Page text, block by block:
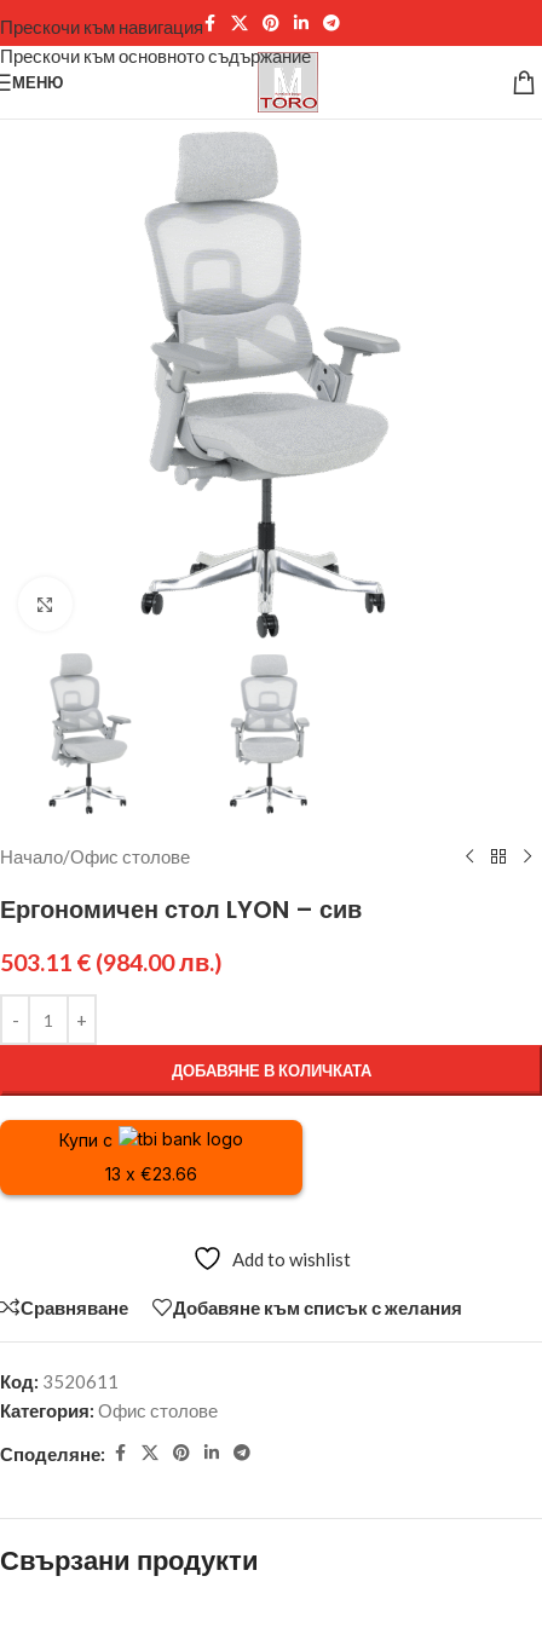
Прескочи към навигация
Прескочи към основното съдържание
МЕНЮ
Щракнете за уголемяване
Начало/Офис столове
Ергономичен стол LYON – сив
503.11 € (984.00 лв.)
ДОБАВЯНЕ В КОЛИЧКАТА
Купи с
13 x €23.66
Add to wishlist
Сравняване Добавяне към списък с желания
Код: 3520611
Категория: Офис столове
Споделяне:
Свързани продукти